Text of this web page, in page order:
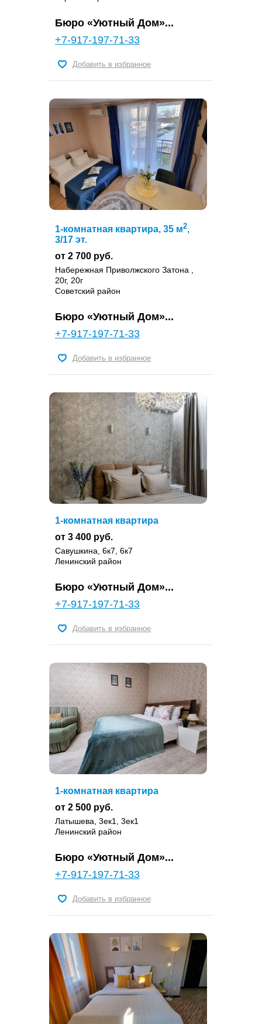
Бюро «Уютный Дом»...
+7-917-197-71-33
Добавить в избранное
1-комнатная квартира, 35 м2,
3/17 эт.
от 2 700 руб.
Набережная Приволжского Затона ,
20г, 20г
Советский район
Бюро «Уютный Дом»...
+7-917-197-71-33
Добавить в избранное
1-комнатная квартира
от 3 400 руб.
Савушкина, 6к7, 6к7
Ленинский район
Бюро «Уютный Дом»...
+7-917-197-71-33
Добавить в избранное
1-комнатная квартира
от 2 500 руб.
Латышева, 3ек1, 3ек1
Ленинский район
Бюро «Уютный Дом»...
+7-917-197-71-33
Добавить в избранное